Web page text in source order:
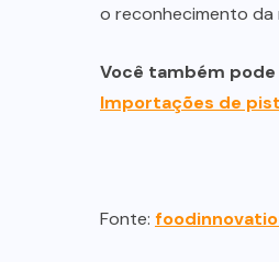
o reconhecimento
Você também
Importações de
Fonte: